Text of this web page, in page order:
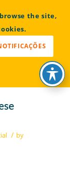
/ by
the site,